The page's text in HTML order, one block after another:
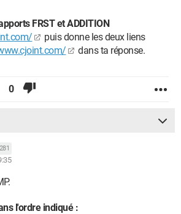
FRST et ADDITION
puis donne les deux liens
dans ta réponse.
0
l'ordre indiqué :